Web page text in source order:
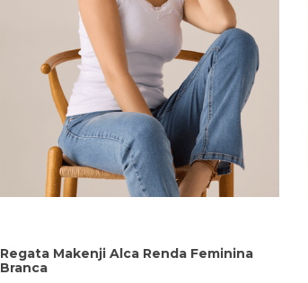
Regata Makenji Alca Renda Feminina
Branca